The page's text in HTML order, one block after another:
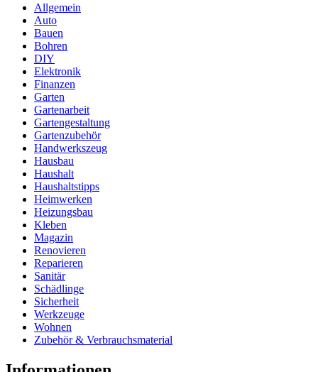
Allgemein
Auto
Bauen
Bohren
DIY
Elektronik
Finanzen
Garten
Gartenarbeit
Gartengestaltung
Gartenzubehör
Handwerkszeug
Hausbau
Haushalt
Haushaltstipps
Heimwerken
Heizungsbau
Kleben
Magazin
Renovieren
Reparieren
Sanitär
Schädlinge
Sicherheit
Werkzeuge
Wohnen
Zubehör & Verbrauchsmaterial